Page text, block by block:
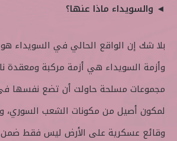
◄ والسويداء ماذا عنها؟
بلا شك إن الواقع الحالي في السويداء
وأزمة السويداء هي أزمة مركبة ومعقدة
مجموعات مسلحة حاولت أن تضع نفسها
لمكون أصيل من مكونات الشعب السوري،
وقائع عسكرية على الأرض ليس فقط ضمن